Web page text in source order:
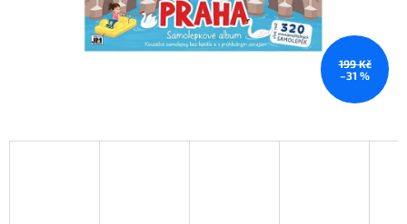
199 Kč
–31 %